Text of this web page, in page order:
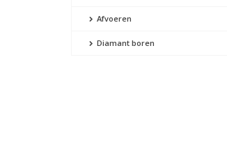
Afvoeren
Diamant boren